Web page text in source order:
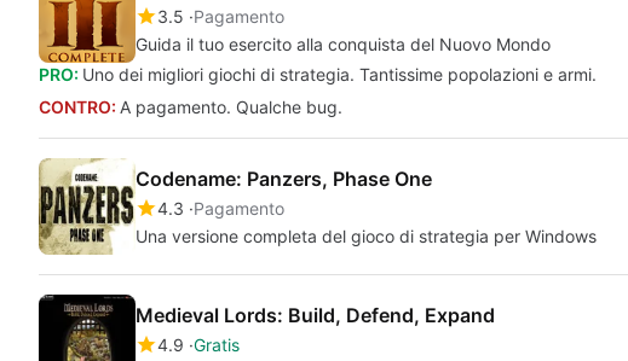
3.5 Pagamento
Guida il tuo esercito alla conquista del Nuovo Mondo
PRO: Uno dei migliori giochi di strategia. Tantissime popolazioni e armi.
CONTRO: A pagamento. Qualche bug.
Codename: Panzers, Phase One
4.3 Pagamento
Una versione completa del gioco di strategia per Windows
Medieval Lords: Build, Defend, Expand
4.9 Gratis